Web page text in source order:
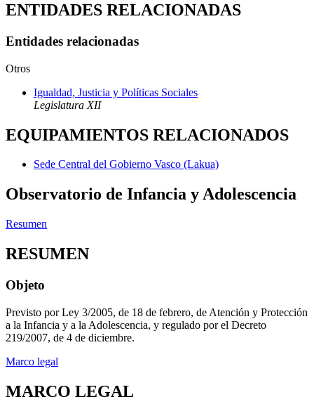
ENTIDADES RELACIONADAS
Entidades relacionadas
Otros
Igualdad, Justicia y Políticas Sociales
Legislatura XII
EQUIPAMIENTOS RELACIONADOS
Sede Central del Gobierno Vasco (Lakua)
Observatorio de Infancia y Adolescencia
Resumen
RESUMEN
Objeto
Previsto por Ley 3/2005, de 18 de febrero, de Atención y Protección
a la Infancia y a la Adolescencia, y regulado por el Decreto
219/2007, de 4 de diciembre.
Marco legal
MARCO LEGAL